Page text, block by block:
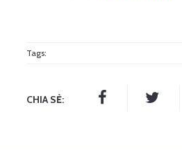
Tags:
CHIA SẺ: